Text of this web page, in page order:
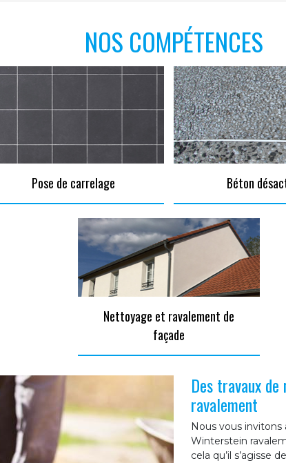
NOS COMPÉTENCES
Pose de carrelage Béton
Nettoyage et ravalement de
façade
Des travaux
ravalement
Nous vous invitons
Winterstein
cela qu’il s’agisse